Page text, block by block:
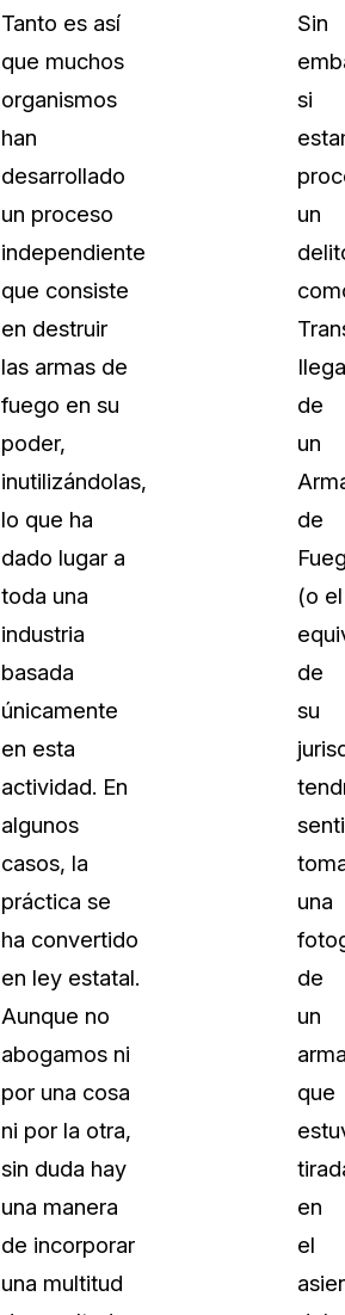
Tanto es así
que muchos
organismos
han
desarrollado
un proceso
independiente
que consiste
en destruir
las armas de
fuego en su
poder,
inutilizándolas,
lo que ha
dado lugar a
toda una
industria
basada
únicamente
en esta
actividad. En
algunos
casos, la
práctica se
ha convertido
en ley estatal.
Aunque no
abogamos ni
por una cosa
ni por la otra,
sin duda hay
una manera
de incorporar
una multitud
Sin
si
un
de
un
de
(o el
de
su
una
de
un
que
en
el